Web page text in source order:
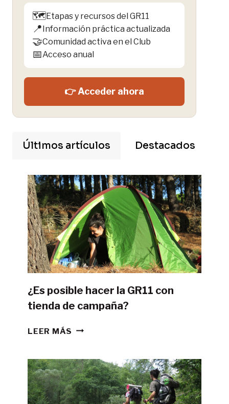
🗺️Etapas y recursos del GR11
📍Información práctica actualizada
🤝Comunidad activa en el Club
📅Acceso anual
👉 Acceder ahora
Últimos artículos Destacados
¿Es posible hacer la GR11 con
tienda de campaña?
LEER MÁS ¿ES
LA
GR11
CON
TIENDA